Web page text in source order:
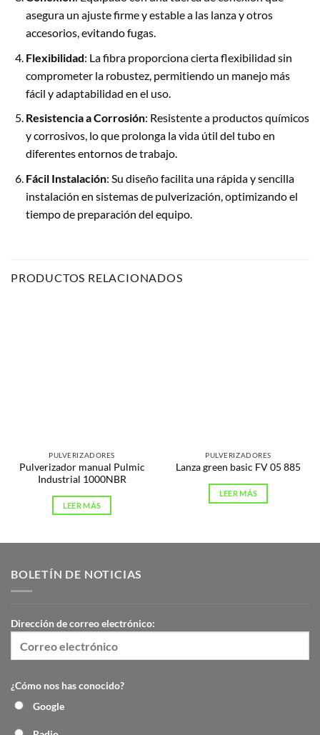
asegura un ajuste firme y estable a las lanza y otros
accesorios, evitando fugas.
Flexibilidad: La fibra proporciona cierta flexibilidad sin
comprometer la robustez, permitiendo un manejo más
fácil y adaptabilidad en el uso.
Resistencia a Corrosión: Resistente a productos químicos
y corrosivos, lo que prolonga la vida útil del tubo en
diferentes entornos de trabajo.
Fácil Instalación: Su diseño facilita una rápida y sencilla
instalación en sistemas de pulverización, optimizando el
tiempo de preparación del equipo.
PRODUCTOS RELACIONADOS
PULVERIZADORES
Pulverizador manual Pulmic
Industrial 1000NBR
LEER MÁS
PULVERIZADORES
Lanza green basic FV 05 885
LEER MÁS
BOLETÍN DE NOTICIAS
Dirección de correo electrónico:
¿Cómo nos has conocido?
Google